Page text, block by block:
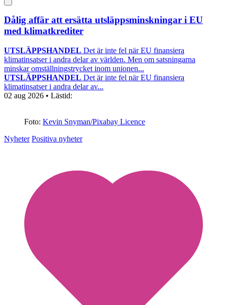
Dålig affär att ersätta utsläppsminskningar i EU
med klimatkrediter
UTSLÄPPSHANDEL Det är inte fel när EU finansiera
klimatinsatser i andra delar av världen. Men om satsningarna
minskar omställningstrycket inom unionen...
UTSLÄPPSHANDEL Det är inte fel när EU finansiera
klimatinsatser i andra delar av...
02 aug 2026 • Lästid:
Foto: Kevin Snyman/Pixabay Licence
Nyheter Positiva nyheter